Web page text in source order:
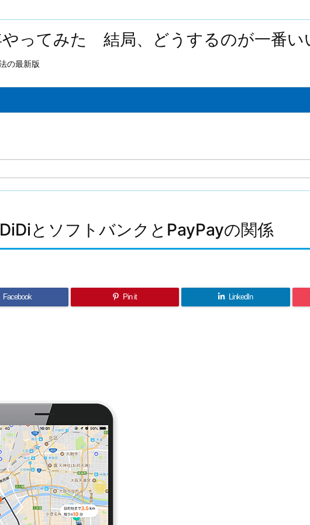
ってみた 結局、どうするのが一番い
の最新版
とソフトバンクとPayPayの関係
Facebook Pin it LinkedIn